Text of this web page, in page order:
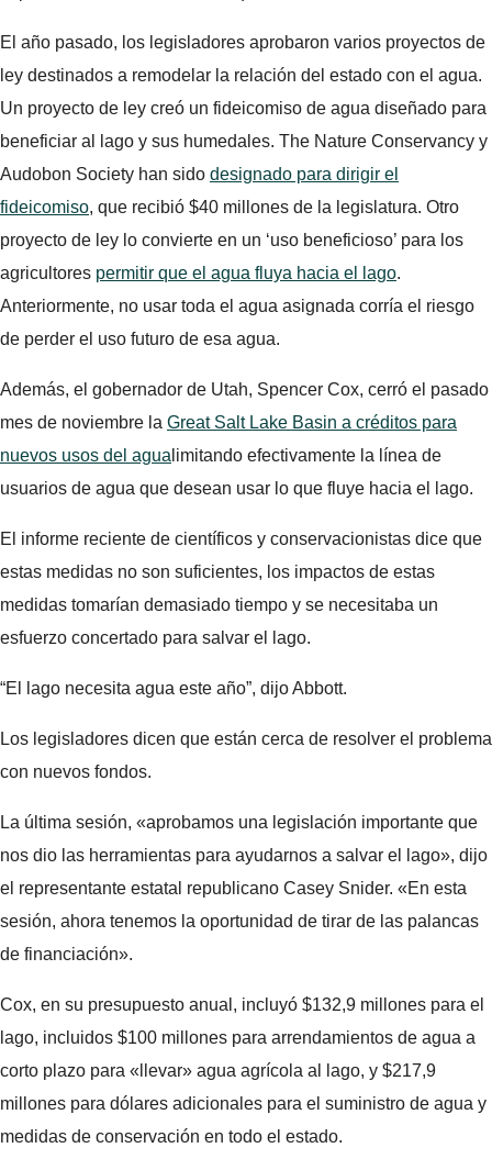
El año pasado, los legisladores aprobaron varios proyectos de
ley destinados a remodelar la relación del estado con el agua.
Un proyecto de ley creó un fideicomiso de agua diseñado para
beneficiar al lago y sus humedales. The Nature Conservancy y
Audobon Society han sido designado para dirigir el
fideicomiso, que recibió $40 millones de la legislatura. Otro
proyecto de ley lo convierte en un ‘uso beneficioso’ para los
agricultores permitir que el agua fluya hacia el lago.
Anteriormente, no usar toda el agua asignada corría el riesgo
de perder el uso futuro de esa agua.
Además, el gobernador de Utah, Spencer Cox, cerró el pasado
mes de noviembre la Great Salt Lake Basin a créditos para
nuevos usos del agua limitando efectivamente la línea de
usuarios de agua que desean usar lo que fluye hacia el lago.
El informe reciente de científicos y conservacionistas dice que
estas medidas no son suficientes, los impactos de estas
medidas tomarían demasiado tiempo y se necesitaba un
esfuerzo concertado para salvar el lago.
“El lago necesita agua este año”, dijo Abbott.
Los legisladores dicen que están cerca de resolver el problema
con nuevos fondos.
La última sesión, «aprobamos una legislación importante que
nos dio las herramientas para ayudarnos a salvar el lago», dijo
el representante estatal republicano Casey Snider. «En esta
sesión, ahora tenemos la oportunidad de tirar de las palancas
de financiación».
Cox, en su presupuesto anual, incluyó $132,9 millones para el
lago, incluidos $100 millones para arrendamientos de agua a
corto plazo para «llevar» agua agrícola al lago, y $217,9
millones para dólares adicionales para el suministro de agua y
medidas de conservación en todo el estado.